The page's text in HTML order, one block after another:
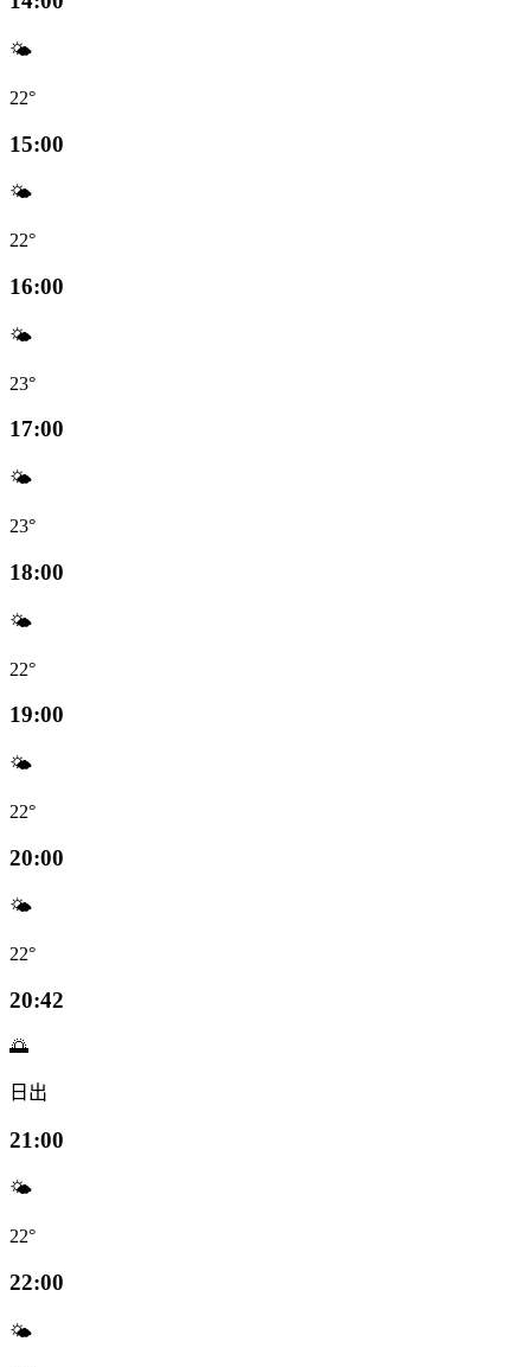
🌤️
22°
15:00
🌤️
22°
16:00
🌤️
23°
17:00
🌤️
23°
18:00
🌤️
22°
19:00
🌤️
22°
20:00
🌤️
22°
20:42
🌅
日出
21:00
🌤️
22°
22:00
🌤️